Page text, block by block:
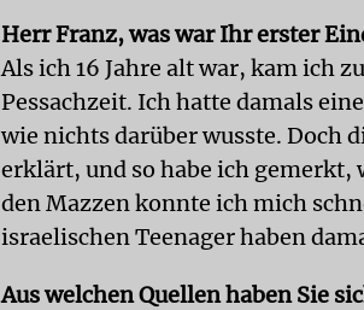
Herr Franz, was war Ihr erster
Als ich 16 Jahre alt war, kam ich
Pessachzeit. Ich hatte damals
wie nichts darüber wusste. Doch
erklärt, und so habe ich
den Mazzen konnte ich mich
israelischen Teenager haben
Aus welchen Quellen haben Sie